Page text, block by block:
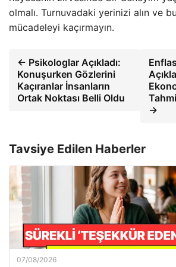
olmalı. Turnuvadaki yerinizi alın ve
mücadeleyi kaçırmayın.
← Psikologlar Açıkladı:
Konuşurken Gözlerini
Kaçıranlar İnsanların
Ortak Noktası Belli Oldu
→
Tavsiye Edilen Haberler
07/08/2026